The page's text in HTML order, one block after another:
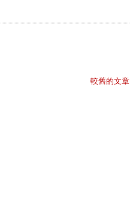
較舊的文章